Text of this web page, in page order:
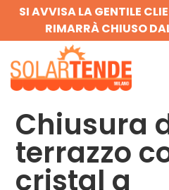
SI AVVISA LA GENTILE
RIMARRÀ CHIUSO
Chiusura
terrazzo
cristal a